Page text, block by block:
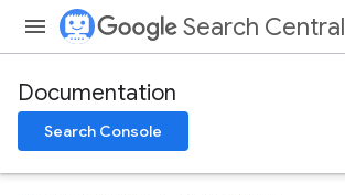
Search Central
Documentation
Search Console